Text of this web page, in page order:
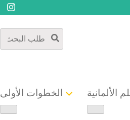
الخطوات الأولى الألمانية